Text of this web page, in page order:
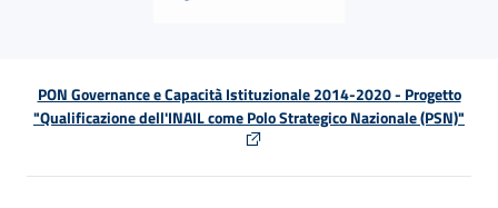
PON Governance e Capacità Istituzionale 2014-2020 - Progetto
"Qualificazione dell'INAIL come Polo Strategico Nazionale (PSN)"